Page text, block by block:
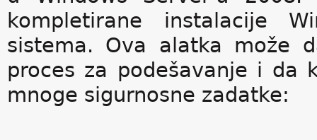
kompletirane instalacije
sistema. Ova alatka može
proces za podešavanje i da
mnoge sigurnosne zadatke: